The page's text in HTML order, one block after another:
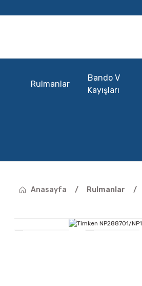
Rulmanlar
Bando V
Kayışları
Anasayfa Rulmanlar